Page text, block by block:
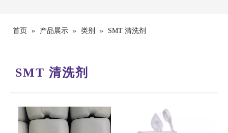
首页 » 产品展示 » 类别 » SMT 清洗剂
SMT 清洗剂